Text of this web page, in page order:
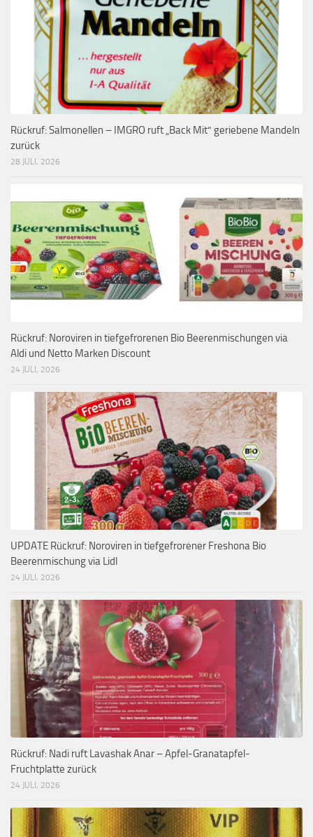
Rückruf: Salmonellen – IMGRO ruft „Back Mit“ geriebene Mandeln
zurück
28 JULI, 2026
Rückruf: Noroviren in tiefgefrorenen Bio Beerenmischungen via
Aldi und Netto Marken Discount
24 JULI, 2026
UPDATE Rückruf: Noroviren in tiefgefrorener Freshona Bio
Beerenmischung via Lidl
24 JULI, 2026
Rückruf: Nadi ruft Lavashak Anar – Apfel-Granatapfel-
Fruchtplatte zurück
24 JULI, 2026